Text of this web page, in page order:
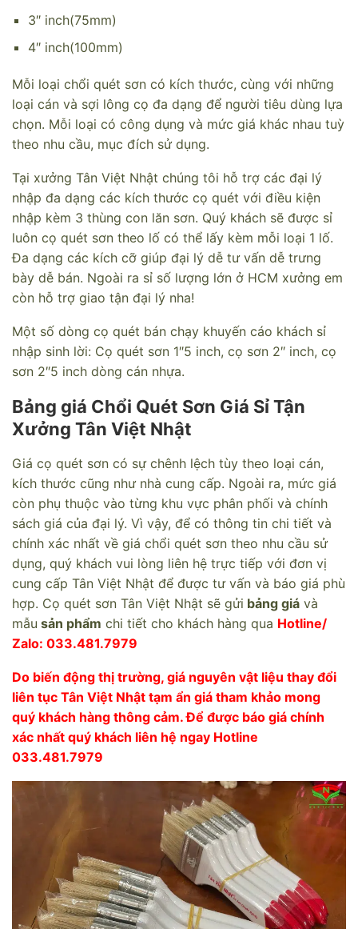
3″ inch(75mm)
4″ inch(100mm)
Mỗi loại chổi quét sơn có kích thước, cùng với những
loại cán và sợi lông cọ đa dạng để người tiêu dùng lựa
chọn. Mỗi loại có công dụng và mức giá khác nhau tuỳ
theo nhu cầu, mục đích sử dụng.
Tại xưởng Tân Việt Nhật chúng tôi hỗ trợ các đại lý
nhập đa dạng các kích thước cọ quét với điều kiện
nhập kèm 3 thùng con lăn sơn. Quý khách sẽ được sỉ
luôn cọ quét sơn theo lố có thể lấy kèm mỗi loại 1 lố.
Đa dạng các kích cỡ giúp đại lý dễ tư vấn dễ trưng
bày dễ bán. Ngoài ra sỉ số lượng lớn ở HCM xưởng em
còn hỗ trợ giao tận đại lý nha!
Một số dòng cọ quét bán chạy khuyến cáo khách sỉ
nhập sinh lời: Cọ quét sơn 1″5 inch, cọ sơn 2″ inch, cọ
sơn 2″5 inch dòng cán nhựa.
Bảng giá Chổi Quét Sơn Giá Sỉ Tận
Xưởng Tân Việt Nhật
Giá cọ quét sơn có sự chênh lệch tùy theo loại cán,
kích thước cũng như nhà cung cấp. Ngoài ra, mức giá
còn phụ thuộc vào từng khu vực phân phối và chính
sách giá của đại lý. Vì vậy, để có thông tin chi tiết và
chính xác nhất về giá chổi quét sơn theo nhu cầu sử
dụng, quý khách vui lòng liên hệ trực tiếp với đơn vị
cung cấp Tân Việt Nhật để được tư vấn và báo giá phù
hợp. Cọ quét sơn Tân Việt Nhật sẽ gửi bảng giá và
mẫu sản phẩm chi tiết cho khách hàng qua Hotline/
Zalo: 033.481.7979
Do biến động thị trường, giá nguyên vật liệu thay đổi
liên tục Tân Việt Nhật tạm ẩn giá tham khảo mong
quý khách hàng thông cảm. Để được báo giá chính
xác nhất quý khách liên hệ ngay Hotline
033.481.7979